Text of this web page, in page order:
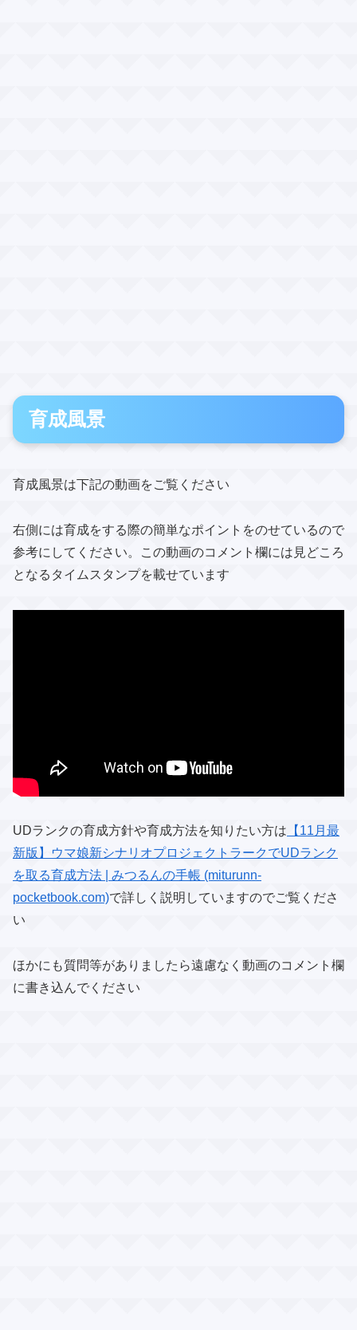
育成風景
育成風景は下記の動画をご覧ください
右側には育成をする際の簡単なポイントをのせているので
参考にしてください。この動画のコメント欄には見どころ
となるタイムスタンプを載せています
UDランクの育成方針や育成方法を知りたい方は 【11月最
新版】ウマ娘新シナリオプロジェクトラークでUDランク
を取る育成方法 | みつるんの手帳 (miturunn-
pocketbook.com)で詳しく説明していますのでご覧くださ
い
ほかにも質問等がありましたら遠慮なく動画のコメント欄
に書き込んでください